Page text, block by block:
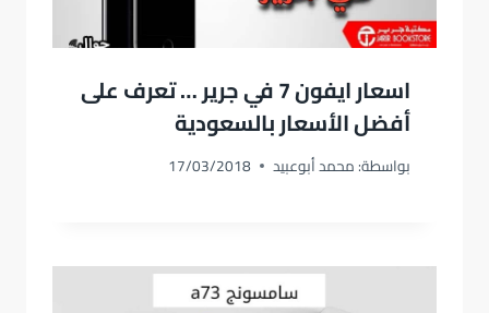
اسعار ايفون 7 في جرير … تعرف على
أفضل الأسعار بالسعودية
بواسطة:محمد أبوعبيد 17/03/2018